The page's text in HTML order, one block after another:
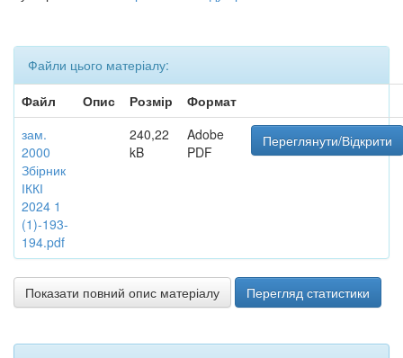
Файли цього матеріалу:
Файл
Опис Розмір
Формат
зам.
2000
Збірник
ІККІ
2024 1
(1)-193-
194.pdf
240,22
kB
Adobe
PDF
Переглянути/Відкрити
Показати повний опис матеріалу Перегляд статистики